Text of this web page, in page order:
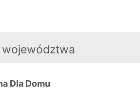
województwa
Dla Domu